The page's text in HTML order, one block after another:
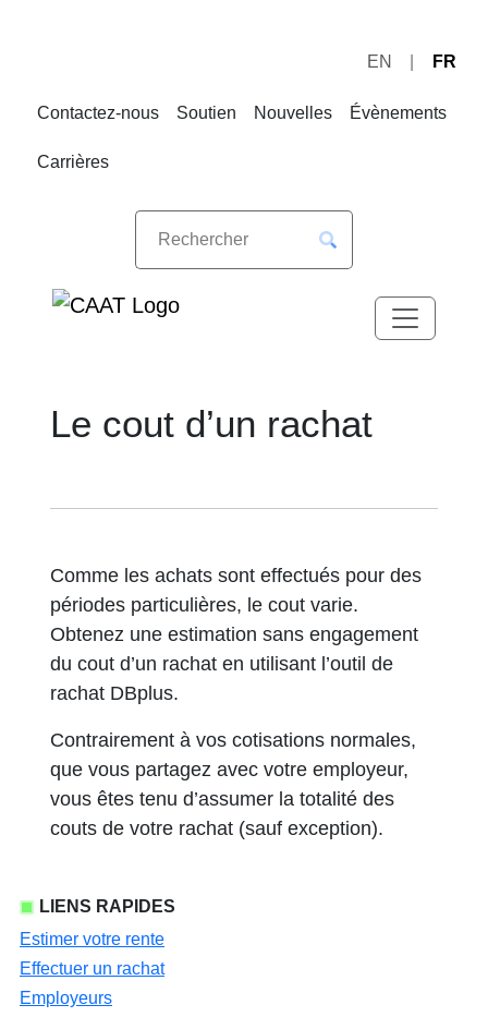
navigation
EN FR
Contactez-nous Soutien Nouvelles Évènements
Carrières
Le cout d’un rachat
Comme les achats sont effectués pour des
périodes particulières, le cout varie.
Obtenez une estimation sans engagement
du cout d’un rachat en utilisant l’outil de
rachat DBplus.
Contrairement à vos cotisations normales,
que vous partagez avec votre employeur,
vous êtes tenu d’assumer la totalité des
couts de votre rachat (sauf exception).
LIENS RAPIDES
Estimer votre rente
Effectuer un rachat
Employeurs